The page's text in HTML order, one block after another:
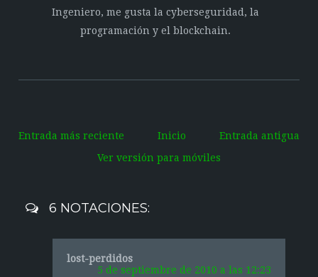
Ingeniero, me gusta la cyberseguridad, la
programación y el blockchain.
Entrada más reciente Entrada antigua
Inicio
Ver versión para móviles
6 NOTACIONES:
lost-perdidos
5 de septiembre de 2010 a las 12:23